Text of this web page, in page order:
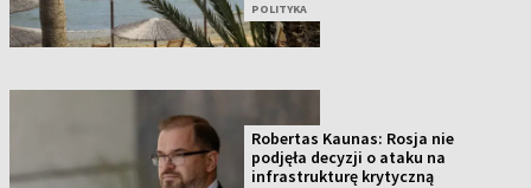
POLITYKA
Robertas Kaunas: Rosja nie
podjęła decyzji o ataku na
infrastrukturę krytyczną